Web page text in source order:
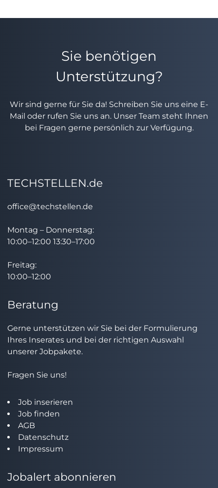
Sie benötigen
Unterstützung?
Wir sind gerne für Sie da! Schreiben Sie uns eine E-
Mail oder rufen Sie uns an. Unser Team steht Ihnen
bei Fragen gerne persönlich zur Verfügung.
TECHSTELLEN.de
office@techstellen.de
Montag – Donnerstag:
10:00–12:00 13:30–17:00
Freitag:
10:00–12:00
Beratung
Gerne unterstützen wir Sie bei der Formulierung
Ihres Inserates und bei der richtigen Auswahl
unserer Jobpakete.
Fragen Sie uns!
Job inserieren
Job finden
AGB
Datenschutz
Impressum
Jobalert abonnieren